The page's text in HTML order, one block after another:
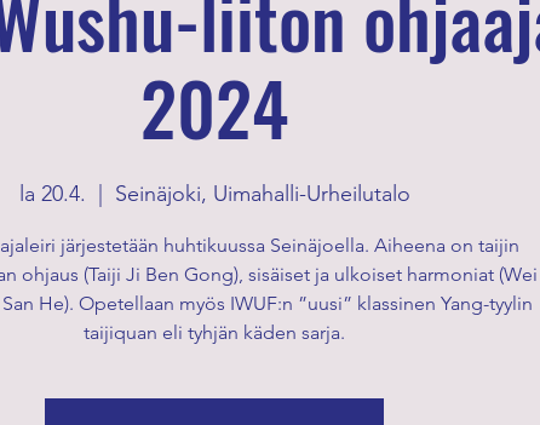
2024
la 20.4. Seinäjoki, Uimahalli-Urheilutalo
järjestetään huhtikuussa Seinäjoella. Aiheena on taijin
ohjaus (Taiji Ji Ben Gong), sisäiset ja ulkoiset harmoniat (Wei
He). Opetellaan myös IWUF:n ”uusi” klassinen Yang-tyylin
taijiquan eli tyhjän käden sarja.